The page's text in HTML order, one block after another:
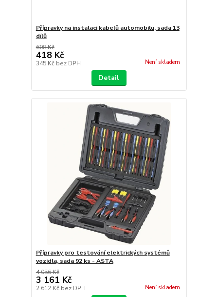
Přípravky na instalaci kabelů automobilu, sada 13
dílů
608 Kč
418 Kč
345 Kč bez DPH Není skladem
Detail
Přípravky pro testování elektrických systémů
vozidla, sada 92 ks - ASTA
4 056 Kč
3 161 Kč
2 612 Kč bez DPH Není skladem